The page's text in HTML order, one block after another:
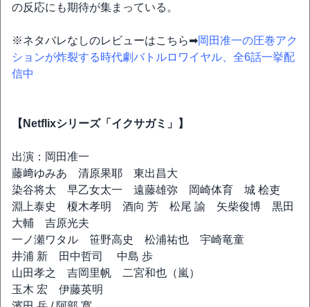
の反応にも期待が集まっている。
※ネタバレなしのレビューはこちら➡岡田准一の圧巻アク
ションが炸裂する時代劇バトルロワイヤル、全6話一挙配
信中
【Netflixシリーズ「イクサガミ」】
出演：岡田准一
藤﨑ゆみあ 清原果耶 東出昌大
染谷将太 早乙女太一 遠藤雄弥 岡崎体育 城 桧吏
淵上泰史 榎木孝明 酒向 芳 松尾 諭 矢柴俊博 黒田
大輔 吉原光夫
一ノ瀬ワタル 笹野高史 松浦祐也 宇崎竜童
井浦 新 田中哲司 中島 歩
山田孝之 吉岡里帆 二宮和也（嵐）
玉木 宏 伊藤英明